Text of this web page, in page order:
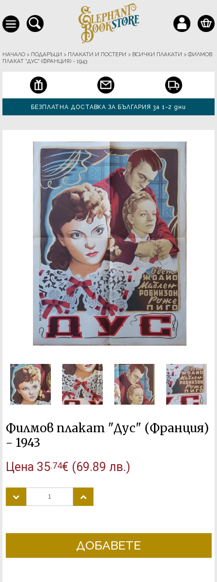
НАЧАЛО > ПОДАРЪЦИ > ПЛАКАТИ И ПОСТЕРИ > ВСИЧКИ ПЛАКАТИ > ФИЛМОВ
ПЛАКАТ "ДУС" (ФРАНЦИЯ) - 1943
БЕЗПЛАТНА ДОСТАВКА ЗА БЪЛГАРИЯ за 1-2 дни
Филмов плакат "Дус" (Франция)
- 1943
Цена 35.74€ (69.89 лв.)
ДОБАВЕТЕ